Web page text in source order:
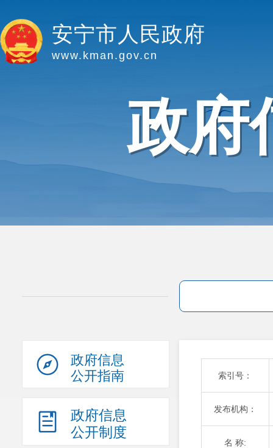
安宁市人民政府
www.kman.gov.cn
政府
政府信息
公开指南
政府信息
公开制度
索引号：
发布机构：
名 称: